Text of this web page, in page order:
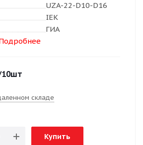
UZA-22-D10-D16
IEK
ГИА
складе
Купить